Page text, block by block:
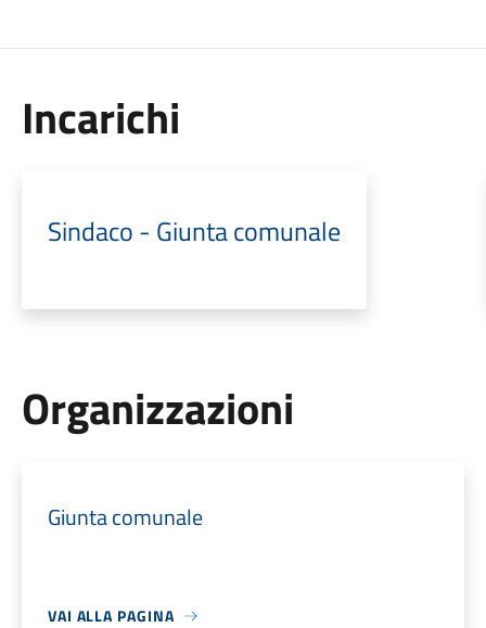
Incarichi
Sindaco - Giunta comunale
Organizzazioni
Giunta comunale
VAI ALLA PAGINA